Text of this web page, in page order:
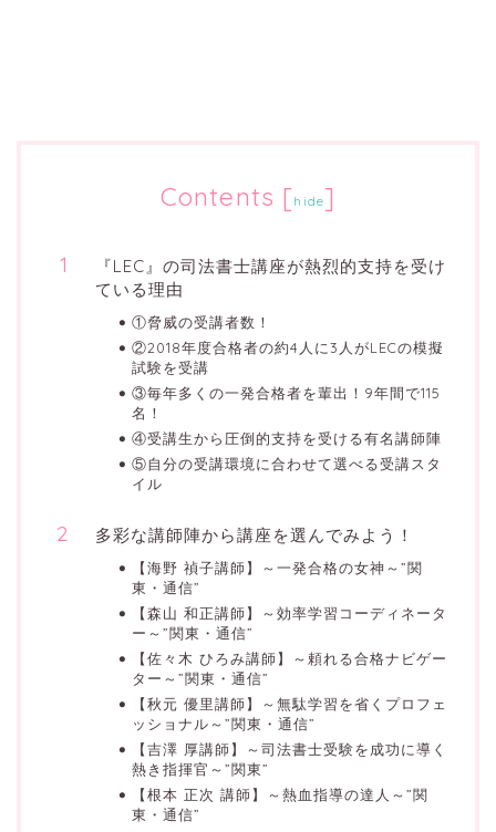
Contents [ hide]
『LEC』の司法書士講座が熱烈的支持を受け
ている理由
①脅威の受講者数！
②2018年度合格者の約4人に3人がLECの模擬
試験を受講
③毎年多くの一発合格者を輩出！9年間で115
名！
④受講生から圧倒的支持を受ける有名講師陣
⑤自分の受講環境に合わせて選べる受講スタ
イル
多彩な講師陣から講座を選んでみよう！
【海野 禎子講師】～一発合格の女神～”関
東・通信”
【森山 和正講師】～効率学習コーディネータ
ー～”関東・通信”
【佐々木 ひろみ講師】～頼れる合格ナビゲー
ター～”関東・通信”
【秋元 優里講師】～無駄学習を省くプロフェ
ッショナル～”関東・通信”
【吉澤 厚講師】～司法書士受験を成功に導く
熱き指揮官～”関東”
【根本 正次 講師】～熱血指導の達人～”関
東・通信”